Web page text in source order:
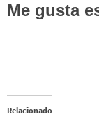
Me gusta
Relacionado